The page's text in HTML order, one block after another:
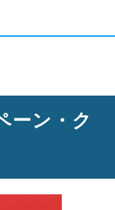
ーン・ク